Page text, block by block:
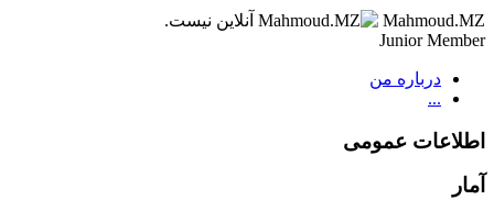
Mahmoud.MZ
Junior Member
درباره من
...
اطلاعات عمومی
آمار